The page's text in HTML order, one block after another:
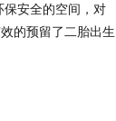
安全的空间，对
的预留了二胎出生